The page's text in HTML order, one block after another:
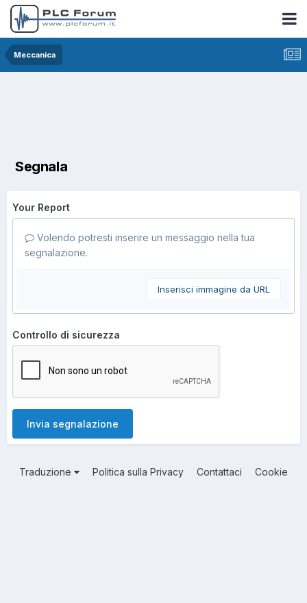
Meccanica
Segnala
Your Report
Volendo potresti inserire un messaggio nella tua
segnalazione.
Inserisci immagine da URL
Controllo di sicurezza
Invia segnalazione
Traduzione Politica sulla Privacy Contattaci Cookie